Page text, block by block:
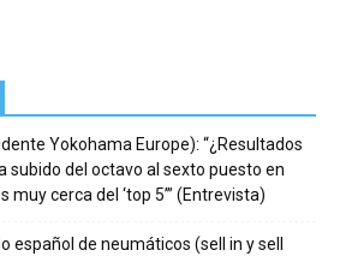
Yokohama Europe): “¿Resultados
subido del octavo al sexto puesto en
muy cerca del ‘top 5’” (Entrevista)
español de neumáticos (sell in y sell